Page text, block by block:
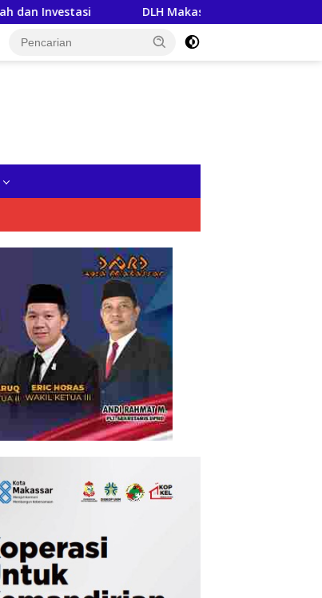
DLH Makassar Ajak Masyarakat Kepulauan